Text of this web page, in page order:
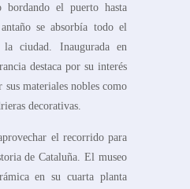
bordando el puerto hasta
se absorbía todo el
ciudad. Inaugurada en
destaca por su interés
materiales nobles como
decorativas.
el recorrido para
de Cataluña. El museo
en su cuarta planta